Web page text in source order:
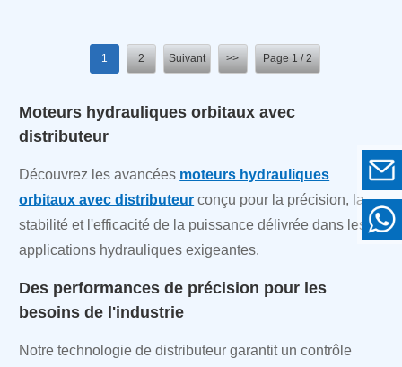
1 2 Suivant >> Page 1 / 2
Moteurs hydrauliques orbitaux avec
distributeur
Découvrez les avancées moteurs hydrauliques
orbitaux avec distributeur conçu pour la précision, la
stabilité et l'efficacité de la puissance délivrée dans les
applications hydrauliques exigeantes.
Des performances de précision pour les
besoins de l'industrie
Notre technologie de distributeur garantit un contrôle